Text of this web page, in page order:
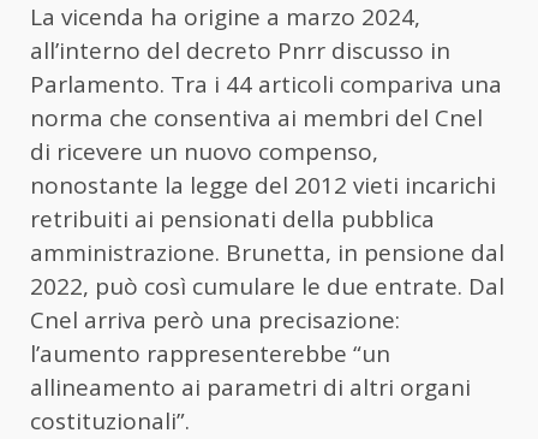
La vicenda ha origine a marzo 2024,
all’interno del decreto Pnrr discusso in
Parlamento. Tra i 44 articoli compariva una
norma che consentiva ai membri del Cnel
di ricevere un nuovo compenso,
nonostante la legge del 2012 vieti incarichi
retribuiti ai pensionati della pubblica
amministrazione. Brunetta, in pensione dal
2022, può così cumulare le due entrate. Dal
Cnel arriva però una precisazione:
l’aumento rappresenterebbe “un
allineamento ai parametri di altri organi
costituzionali”.